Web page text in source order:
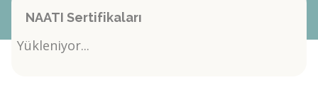
NAATI Sertifikaları
Yükleniyor...